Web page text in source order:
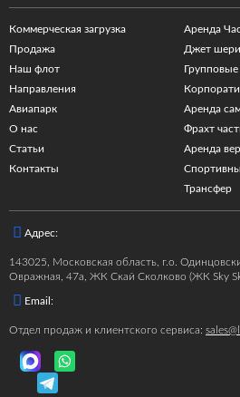
Коммерческая загрузка
Продажа
Наш флот
Направления
Авиапарк
О нас
Статьи
Контакты
Аренда
Джет
Аренда
Фрахт
Аренда
Трансфер
Адрес:
143025, Московская область, г.о.
Овражная, 47а, ЖК Скай Сколково (ЖК Sky
Email:
Отдел продаж и клиентского сервиса: